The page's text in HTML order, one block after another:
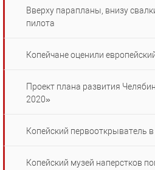
Вверху парапланы, внизу
пилота
Копейчане оценили
Проект плана развития
2020»
Копейский первооткрыватель
Копейский музей наперстков